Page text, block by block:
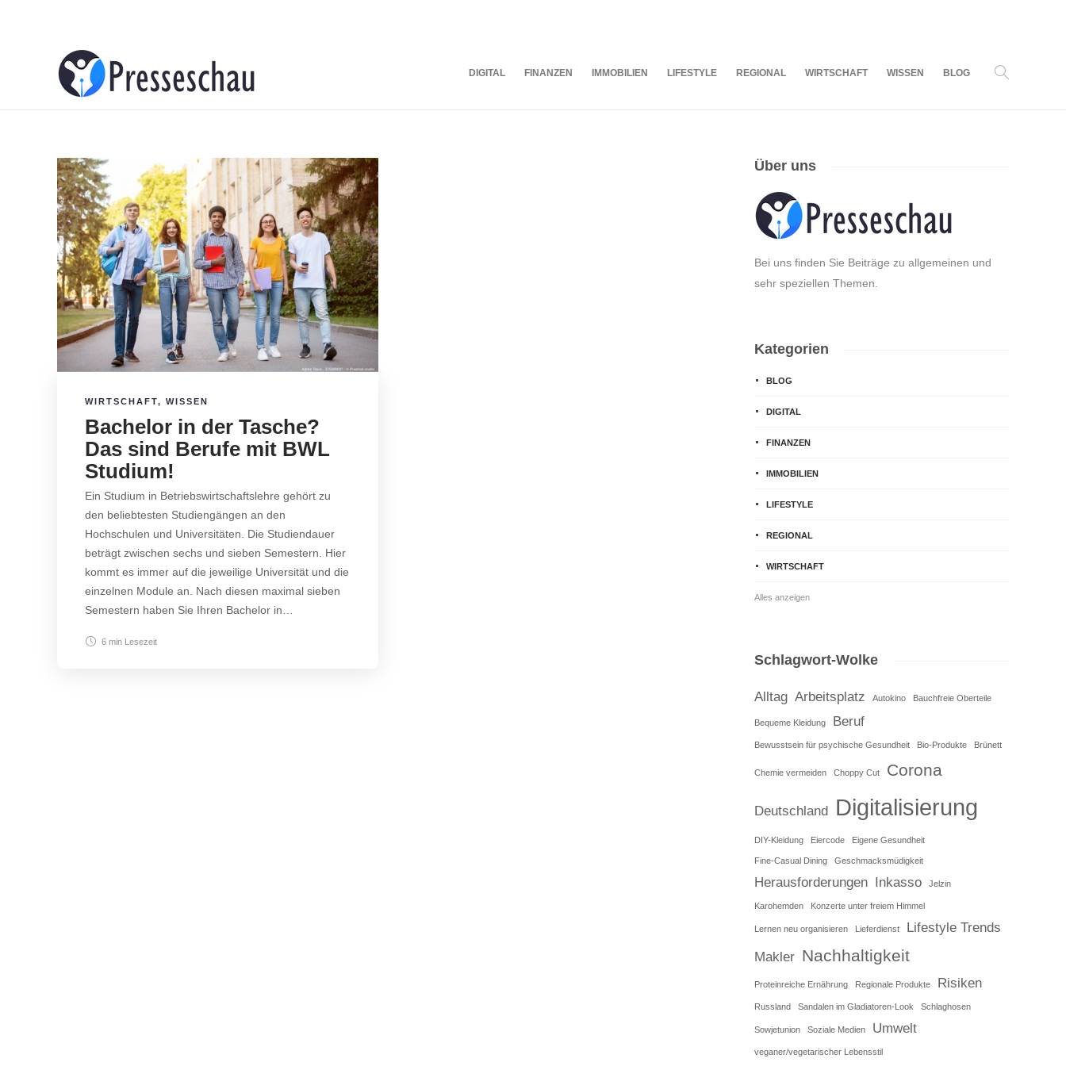
DIGITAL FINANZEN IMMOBILIEN LIFESTYLE REGIONAL WIRTSCHAFT WISSEN BLOG
WIRTSCHAFT, WISSEN
Bachelor in der Tasche?
Das sind Berufe mit BWL
Studium!
Ein Studium in Betriebswirtschaftslehre gehört zu
den beliebtesten Studiengängen an den
Hochschulen und Universitäten. Die Studiendauer
beträgt zwischen sechs und sieben Semestern. Hier
kommt es immer auf die jeweilige Universität und die
einzelnen Module an. Nach diesen maximal sieben
Semestern haben Sie Ihren Bachelor in…
6 min Lesezeit
Über uns
Bei uns finden Sie Beiträge zu allgemeinen und
sehr speziellen Themen.
Kategorien
BLOG
DIGITAL
FINANZEN
IMMOBILIEN
LIFESTYLE
REGIONAL
WIRTSCHAFT
Alles anzeigen
Schlagwort-Wolke
Alltag Arbeitsplatz Autokino Bauchfreie Oberteile
Bequeme Kleidung Beruf
Bewusstsein für psychische Gesundheit Bio-Produkte Brünett
Chemie vermeiden Choppy Cut Corona
Deutschland Digitalisierung
DIY-Kleidung Eiercode Eigene Gesundheit
Fine-Casual Dining Geschmacksmüdigkeit
Herausforderungen Inkasso Jelzin
Karohemden Konzerte unter freiem Himmel
Lernen neu organisieren Lieferdienst
Lifestyle Trends
Makler Nachhaltigkeit
Proteinreiche Ernährung Regionale Produkte Risiken
Russland Sandalen im Gladiatoren-Look Schlaghosen
Sowjetunion Soziale Medien Umwelt
veganer/vegetarischer Lebensstil